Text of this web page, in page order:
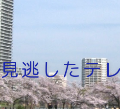
見逃したテ